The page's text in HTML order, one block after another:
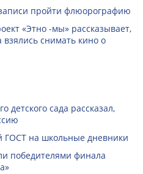
пройти флюорографию
«Этно -мы» рассказывает,
снимать кино о
детского сада рассказал,
ГОСТ на школьные дневники
победителями финала